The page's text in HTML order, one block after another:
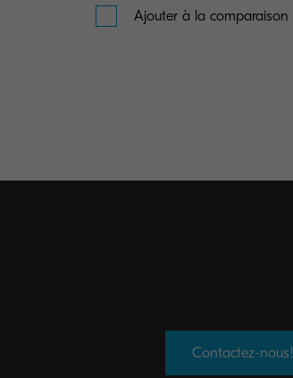
Ajouter à la comparaison
Contactez-nous!